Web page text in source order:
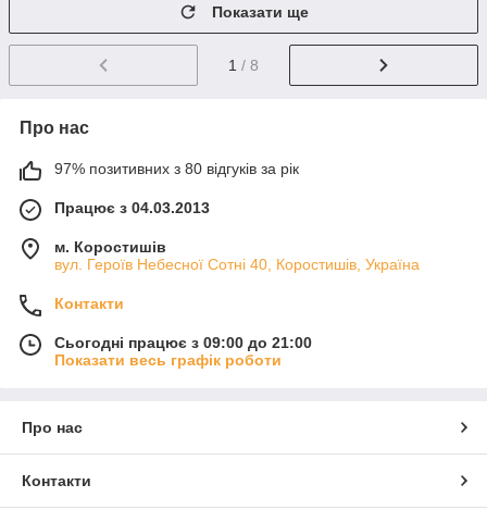
Показати ще
1 / 8
Про нас
97% позитивних з 80 відгуків за рік
Працює з 04.03.2013
м. Коростишів
вул. Героїв Небесної Сотні 40, Коростишів, Україна
Контакти
Сьогодні працює з 09:00 до 21:00
Показати весь графік роботи
Про нас
Контакти